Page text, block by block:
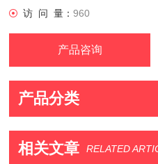
访 问 量：960
产品咨询
产品分类
相关文章 RELATED